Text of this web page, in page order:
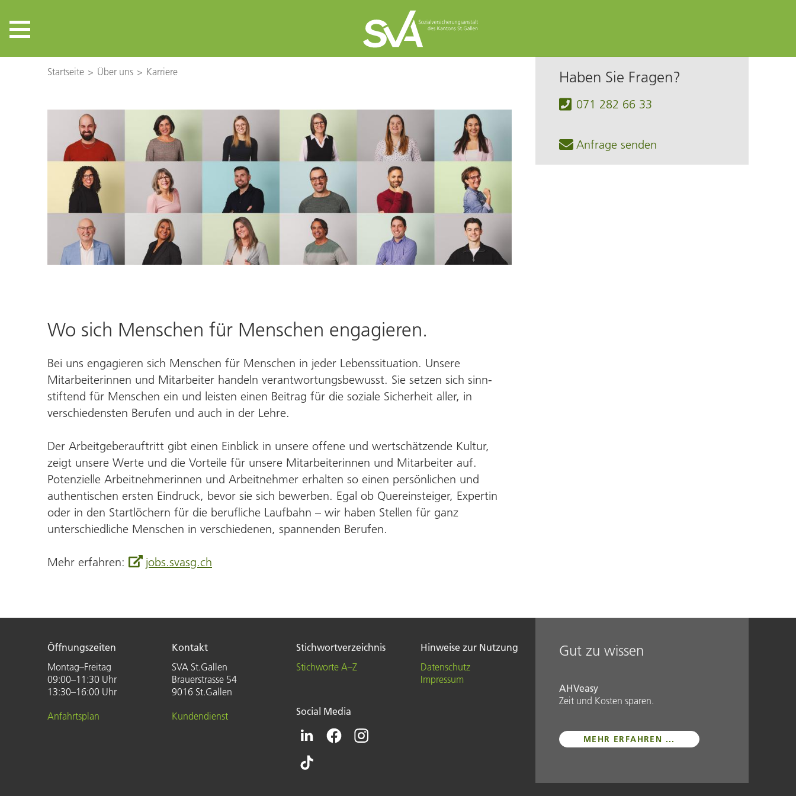
Startseite Über uns Karriere
Wo sich Menschen für Menschen engagieren.
Bei uns engagieren sich Menschen für Menschen in jeder Lebens­situation. Unsere
Mitarbeiterinnen und Mitarbeiter handeln verant­wortungs­bewusst. Sie setzen sich sinn­
stiftend für Menschen ein und leisten einen Beitrag für die soziale Sicherheit aller, in
verschiedensten Berufen und auch in der Lehre.
Der Arbeitgeber­auftritt gibt einen Ein­blick in unsere offene und wert­schätzende Kultur,
zeigt unsere Werte und die Vorteile für unsere Mitarbeiterinnen und Mitarbeiter auf.
Potenzielle Arbeit­nehmerinnen und Arbeit­nehmer erhalten so einen persönlichen und
authentischen ersten Ein­druck, bevor sie sich bewerben. Egal ob Quer­einsteiger, Expertin
oder in den Startlöchern für die berufliche Lauf­bahn – wir haben Stellen für ganz
unterschiedliche Menschen in verschiedenen, spannenden Berufen.
Mehr erfahren: jobs.svasg.ch
Haben Sie Fragen?
071 282 66 33
Anfrage senden
Öffnungszeiten
Montag–Freitag
09:00–11:30 Uhr
13:30–16:00 Uhr
Anfahrtsplan
Kontakt
SVA St.Gallen
Brauerstrasse 54
9016 St.Gallen
Kundendienst
Stichwortverzeichnis
Stichworte A–Z
Social Media
Hinweise zur Nutzung
Datenschutz
Impressum
Gut zu wissen
AHVeasy
Zeit und Kosten sparen.
MEHR ERFAHREN ...